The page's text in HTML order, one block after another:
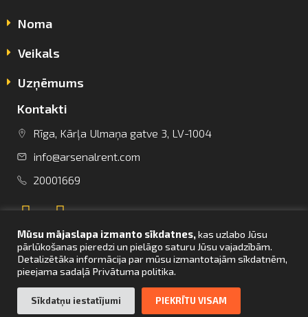
info@arsenalrent.com
Lietuva Latvija Igaunija
Noma
Veikals
Uzņēmums
Kontakti
Rīga, Kārļa Ulmaņa gatve 3, LV-1004
info@arsenalrent.com
20001669
UZ SĀKUMU
© Arsenal Tehnikas noma 2021. Visas tiesības aizsargātas. Mājaslapas
Mūsu mājaslapa izmanto sīkdatnes,kas uzlabo Jūsu
pārlūkošanas pieredzi un pielāgo saturu Jūsu vajadzībām.
Detalizētāka informācija par mūsu izmantotajām sīkdatnēm,
pieejama sadaļā Privātuma politika.
Sīkdatņu iestatījumi PIEKRĪTU VISAM